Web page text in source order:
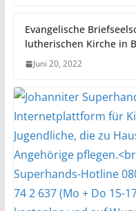
Evangelische
lutherischen Kirche in
Juni 20, 2022